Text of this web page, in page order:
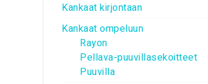
Kankaat kirjontaan
Kankaat ompeluun
Rayon
Pellava-puuvillasekoitteet
Puuvilla